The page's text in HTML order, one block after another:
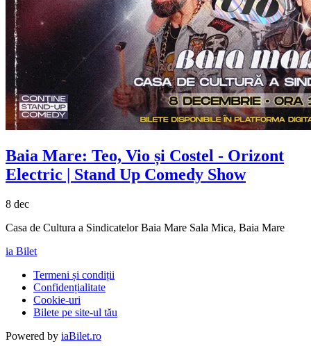
Baia Mare: Teo, Vio și Costel - Orizont
Electric | Stand Up Comedy Show
8 dec
Casa de Cultura a Sindicatelor Baia Mare Sala Mica, Baia Mare
ia Bilet
Termeni și condiții
Confidențialitate
Cookie-uri
Bilete pe site-ul tău
Powered by iaBilet.ro